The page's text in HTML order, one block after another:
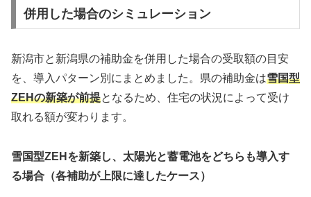
併用した場合のシミュレーション
新潟市と新潟県の補助金を併用した場合の受取額の目安
を、導入パターン別にまとめました。県の補助金は雪国型
ZEHの新築が前提となるため、住宅の状況によって受け
取れる額が変わります。
雪国型ZEHを新築し、太陽光と蓄電池をどちらも導入す
る場合（各補助が上限に達したケース）